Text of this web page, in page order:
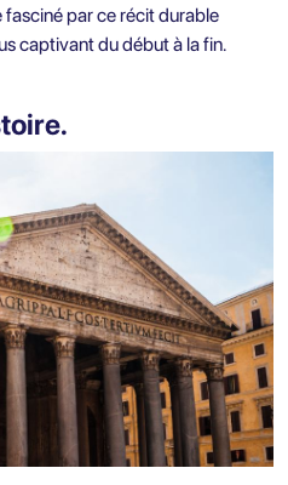
par ce récit durable
captivant du début à la fin.